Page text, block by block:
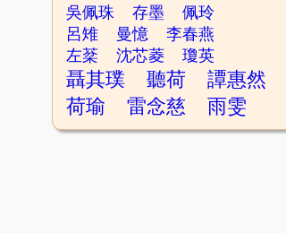
吳佩珠 存墨
佩玲
呂雉
曼憶
李春燕
左棻
沈芯菱 瓊英
聶其璞 聽荷
譚惠然
荷瑜
雷念慈 雨雯